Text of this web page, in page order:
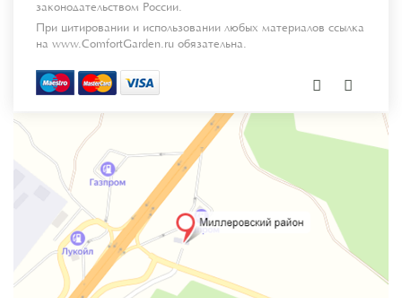
законодательством России.
При цитировании и использовании любых материалов ссылка
на www.ComfortGarden.ru обязательна.